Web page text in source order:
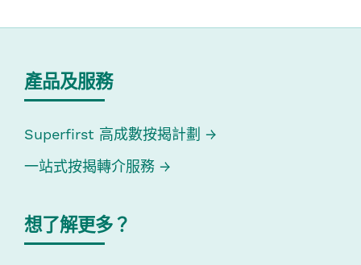
產品及服務
Superfirst 高成數按揭計劃
一站式按揭轉介服務
想了解更多？